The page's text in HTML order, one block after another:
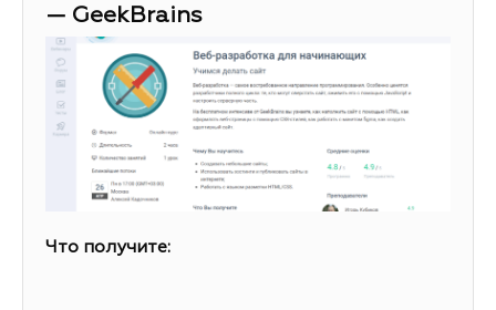
— GeekBrains
Что получите: